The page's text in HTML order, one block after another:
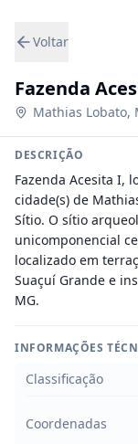
Voltar
Fazenda
Mathias Lobato,
DESCRIÇÃO
Fazenda Acesita I,
cidade(s) de
Sítio. O sítio
unicomponencial
localizado em
Suaçuí Grande e
MG.
INFORMAÇÕES
Classificação
Coordenadas